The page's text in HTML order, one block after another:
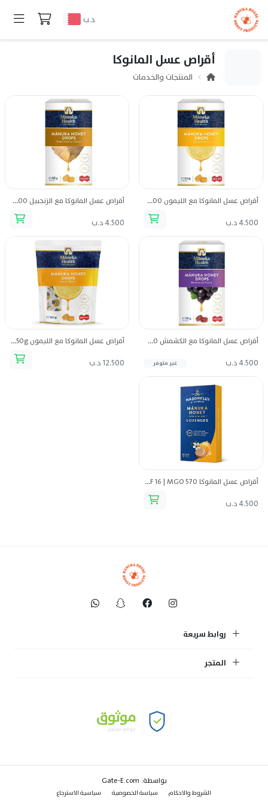
د.ب
أقراص عسل المانوكا
المنتجات والخدمات
أقراص عسل المانوكا مع الليمون UMF 13 | MGO 400
4.500 د.ب
أقراص عسل المانوكا مع الزنجبيل UMF 13 | MGO 400
4.500 د.ب
أقراص عسل المانوكا مع الكشمش UMF 13 | MGO 400
4.500 د.ب غير متوفر
أقراص عسل المانوكا مع الليمون UMF 13 | MGO 400 | 250g
12.500 د.ب
أقراص عسل المانوكا UMF 16 | MGO 570
4.500 د.ب
روابط سريعة
المتجر
بواسطة: Gate-E.com
الشروط والاحكام سياسة الخصوصية سياسية الاسترجاع